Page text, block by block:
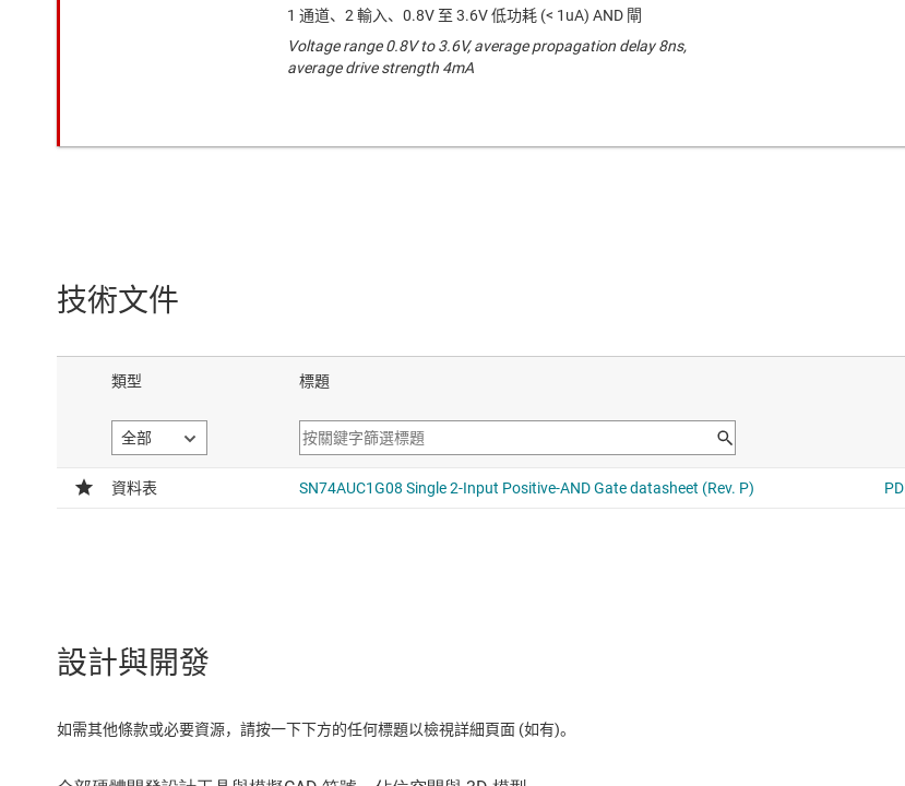
1 通道、2 輸入、0.8V 至 3.6V 低功耗 (< 1uA) AND 閘
Voltage range 0.8V to 3.6V, average propagation delay 8ns,
average drive strength 4mA
技術文件
設計與開發
如需其他條款或必要資源，請按一下下方的任何標題以檢視詳細頁面 (如有)。